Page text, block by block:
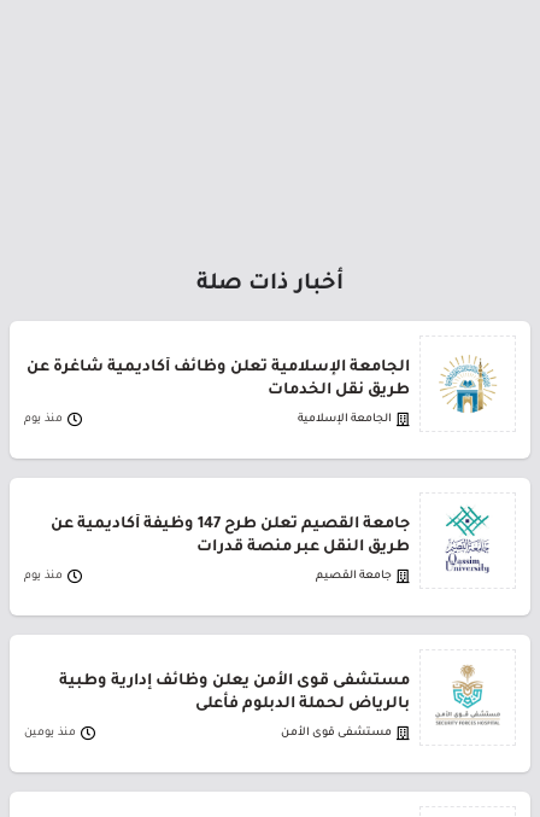
أخبار ذات صلة
الجامعة الإسلامية تعلن وظائف أكاديمية شاغرة عن
طريق نقل الخدمات
الجامعة الإسلامية منذ يوم
جامعة القصيم تعلن طرح 147 وظيفة أكاديمية عن
طريق النقل عبر منصة قدرات
جامعة القصيم منذ يوم
مستشفى قوى الأمن يعلن وظائف إدارية وطبية
بالرياض لحملة الدبلوم فأعلى
مستشفى قوى الأمن منذ يومين